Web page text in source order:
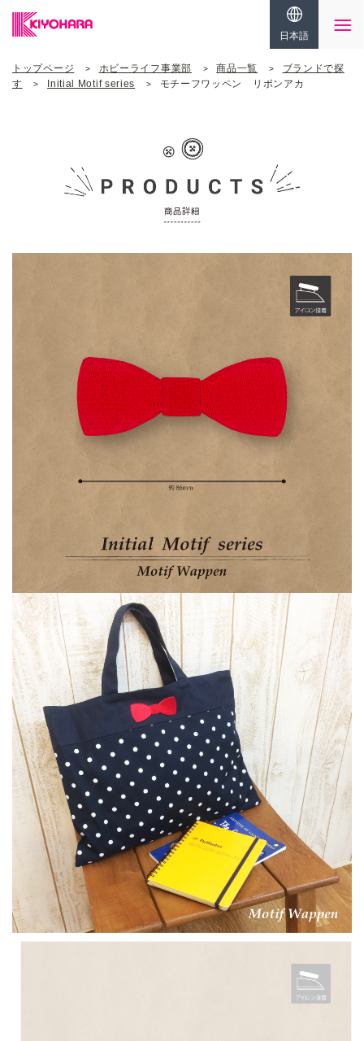
日本語
トップページ ホビーライフ事業部 商品一覧
ブランドで探
す
Initial Motif series モチーフワッペン リボンアカ